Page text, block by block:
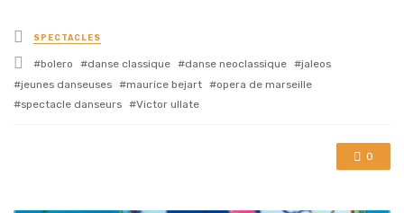
Posted
in
SPECTACLES
Tagged
with
bolero danse classique danse neoclassique
jaleos
jeunes danseuses
maurice bejart
opera de marseille
spectacle danseurs
Victor ullate
0